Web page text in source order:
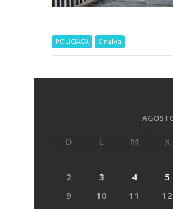
POLICIACA Sinaloa
D L M X
2
3 4 5
9
10 11 12